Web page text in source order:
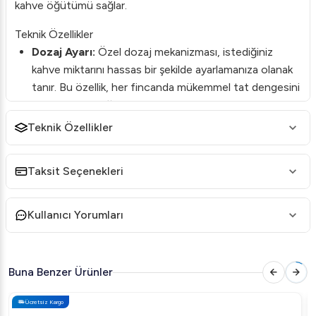
kahve öğütümü sağlar.
Teknik Özellikler
Dozaj Ayarı: Özel dozaj mekanizması, istediğiniz
kahve miktarını hassas bir şekilde ayarlamanıza olanak
tanır. Bu özellik, her fincanda mükemmel tat dengesini
yakalamanızı sağlar.
Tam Otomatik Sistem:
sistem, karmaşık ayarları kolaylaştırarak optimum
öğütme elde etmenize yardımcı olur.
çalışarak, sessiz bir kahve hazırlama süreci sunar. Bu
Dayanıklı Yapı:Yüksek kaliteli bileşenlerden üretilen
cihaz, uzun ömürlü performans sunar. Vosco KD-
Teknik Özellikler
Taksit Seçenekleri
Kullanıcı Yorumları
Buna Benzer Ürünler
Ücretsiz Kargo